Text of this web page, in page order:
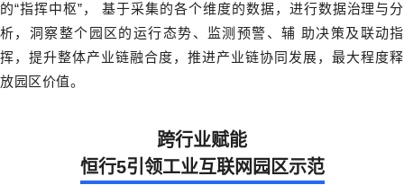
的“指挥中枢”， 基于采集的各个维度的数据，进行数据治理与分
析，洞察整个园区的运行态势、监测预警、辅 助决策及联动指
挥，提升整体产业链融合度，推进产业链协同发展，最大程度释
放园区价值。
跨行业赋能
恒行5引领工业互联网园区示范